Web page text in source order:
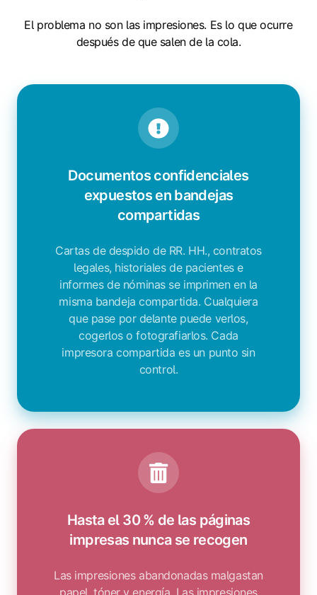
El problema no son las impresiones. Es lo que ocurre
después de que salen de la cola.
Documentos confidenciales
expuestos en bandejas
compartidas
Cartas de despido de RR. HH., contratos
legales, historiales de pacientes e
informes de nóminas se imprimen en la
misma bandeja compartida. Cualquiera
que pase por delante puede verlos,
cogerlos o fotografiarlos. Cada
impresora compartida es un punto sin
control.
Hasta el 30 % de las páginas
impresas nunca se recogen
Las impresiones abandonadas malgastan